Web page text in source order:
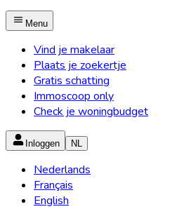
Menu
Vind je makelaar
Plaats je zoekertje
Gratis schatting
Immoscoop only
Check je woningbudget
Inloggen NL
Nederlands
Français
English